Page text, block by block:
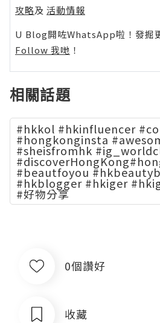
攻略及 活動情報
U Blog開咗WhatsApp啦！發掘
Follow 我哋 ！
相關話題
#hkkol #hkinfluencer
#hongkonginsta
#sheisfromhk
#beautfoyou
#hkblogger #hkiger
#好物分享
0個讚好
收藏